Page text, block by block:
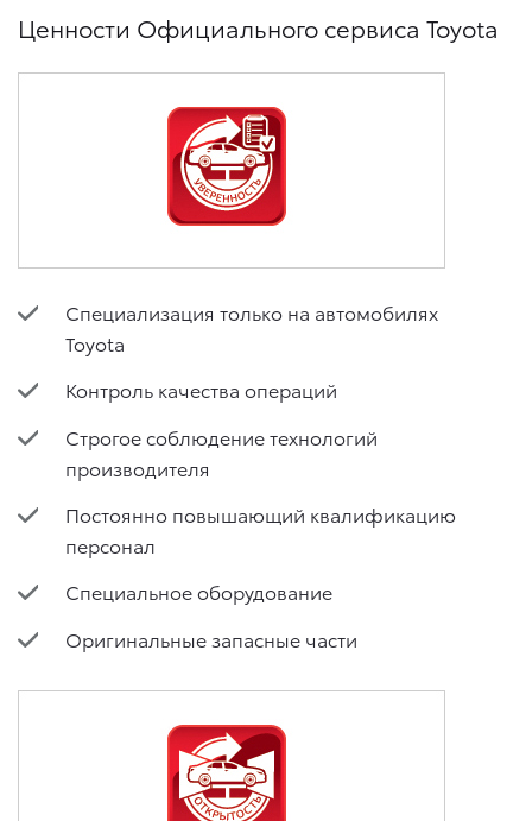
Ценности Официального сервиса Toyota
Специализация только на автомобилях
Toyota
Контроль качества операций
Строгое соблюдение технологий
производителя
Постоянно повышающий квалификацию
персонал
Специальное оборудование
Оригинальные запасные части